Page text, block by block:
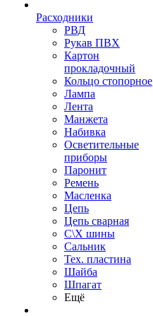
Расходники
РВД
Рукав ПВХ
Картон
прокладочный
Кольцо стопорное
Лампа
Лента
Манжета
Набивка
Осветительные
приборы
Паронит
Ремень
Масленка
Цепь
Цепь сварная
С\Х шины
Сальник
Тех. пластина
Шайба
Шпагат
Ещё